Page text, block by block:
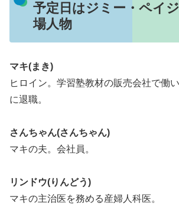
予定日はジミー・ペイ
場人物
マキ(まき)
ヒロイン。学習塾教材の販売会社で働
に退職。
さんちゃん(さんちゃん)
マキの夫。会社員。
リンドウ(りんどう)
マキの主治医を務める産婦人科医。